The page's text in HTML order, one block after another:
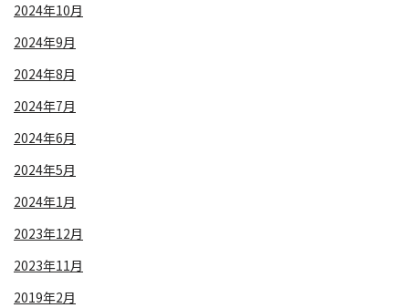
2024年10月
2024年9月
2024年8月
2024年7月
2024年6月
2024年5月
2024年1月
2023年12月
2023年11月
2019年2月